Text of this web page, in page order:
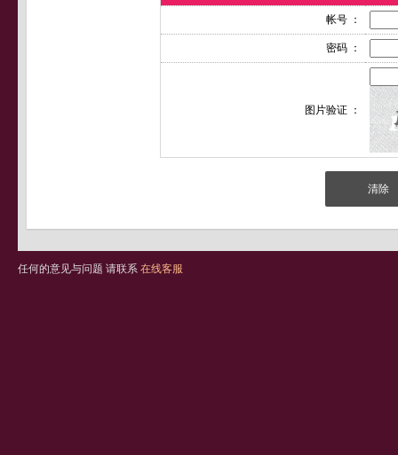
帐号 ：
密码 ：
图片验证 ：
任何的意见与问题 请联系 在线客服